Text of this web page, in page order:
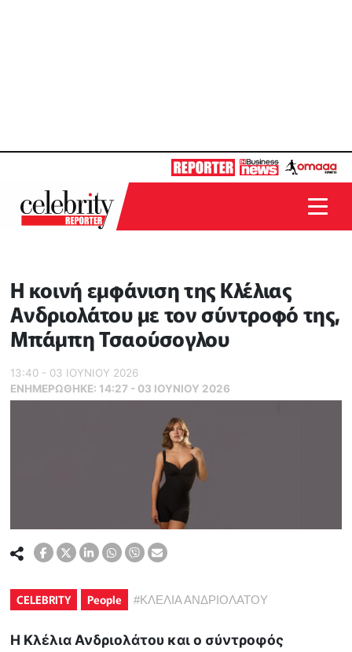
Η κοινή εμφάνιση της Κλέλιας
Ανδριολάτου με τον σύντροφό της,
Μπάμπη Τσαούσογλου
13:40 - 03 ΙΟΥΝΙΟΥ 2026
ΕΝΗΜΕΡΏΘΗΚΕ: 14:27 - 03 ΙΟΥΝΙΟΥ 2026
CELEBRITY People #ΚΛΕΛΙΑ ΑΝΔΡΙΟΛΑΤΟΥ
Η Κλέλια Ανδριολάτου και ο σύντροφός